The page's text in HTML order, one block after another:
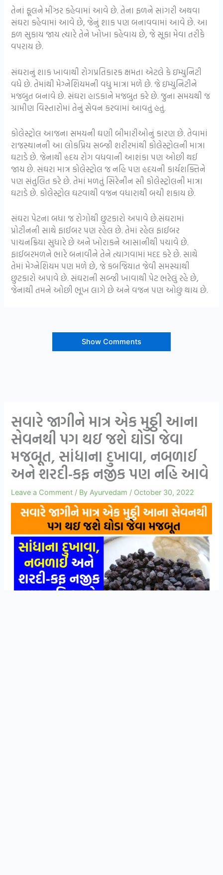
તેનાં ફૂલને મીંઝર કહેવામાં આવે છે. તેના ફળને સાંગરી અથવા
સંઘરા કહેવામાં આવે છે, જેનું શાક પણ બનાવવામાં આવે છે. આ
ફળ સુકાય જાય ત્યારે તેને ખોખા કહેવાય છે, જે સૂકા મેવા તરીકે
વપરાય છે.
સંઘરાનું શાક ખાવાથી રોગપ્રતિકારક ક્ષમતા એટલે કે ઇમ્યુનિટી
વધે છે. તેમાંથી મેગ્નેશિયમની વધુ માત્રા મળે છે. જે ઇમ્યુનિટીને
મજબુત બનાવે છે. સંઘરા હાડકાને મજબુત કરે છે. જુના સમયથી જ
ગ્રામીણ વિસ્તારોમાં તેનું સેવન કરવામાં આવતું હતું.
કોલેસ્ટ્રોલ આજના સમયની ઘણી બીમારીઓનું કારણ છે. તેવામાં
રાજસ્થાનની આ લોકપ્રિય સબ્જી શરીરમાંથી કોલેસ્ટ્રોલની માત્રા
ઘટાડે છે. જેનાથી હૃદય રોગ વધવાની આશંકા પણ ઓછી થઈ
જાય છે. સંઘરા માત્ર કોલેસ્ટ્રોલ જ નહિ પણ હૃદયની કાર્યશક્તિને
પણ સંતુલિત કરે છે. તેમાં મળતું સિરેનીન સી કોલેસ્ટ્રોલની માત્રા
ઘટાડે છે. કોલેસ્ટ્રોલ ઘટવાથી વજન વધારાથી બચી શકાય છે.
સંઘરા પેટના બધા જ રોગોથી છુટકારો અપાવે છે.સંઘરામાં
પ્રોટીનની સાથે ફાઈબર પણ રહેલ છે. તેમાં રહેલ ફાઈબર
પાચનક્રિયા સુધારે છે અને ખોરાકને આસાનીથી પચાવે છે.
ફાઈબરમળને ભારે બનાવીને તેને ત્યાગવામાં મદદ કરે છે. સાથે
તેમાં મેગ્નેશિયમ પણ મળે છે, જે કબજિયાત જેવી સમસ્યાથી
છુટકારો અપાવે છે. સંઘરાની સબ્જી ખાવાથી પેટ ભરેલું રહે છે,
જેનાથી તમને ઓછી ભૂખ લાગે છે અને વજન પણ ઓછું થાય છે.
Show Comments
સવારે જાગીને માત્ર એક મુઠ્ઠી આના
સેવનથી પગ થઇ જશે ઘોડા જેવા
મજબૂત, સાંધાના દુખાવા, નબળાઈ
અને શરદી-કફ નજીક પણ નહિ આવે
Leave a Comment / ByAyurvedam / October 30, 2022